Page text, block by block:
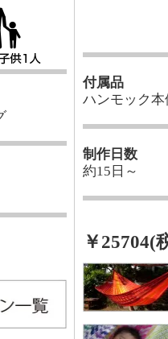
付属品
ハンモック
制作日数
約15日～
￥25704(